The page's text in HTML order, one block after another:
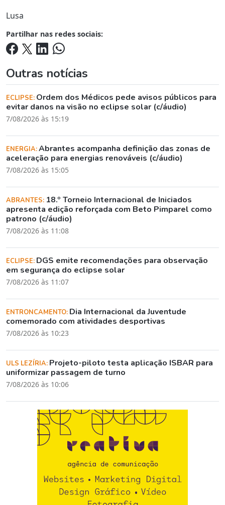
Lusa
Partilhar nas redes sociais:
Outras notícias
ECLIPSE: Ordem dos Médicos pede avisos públicos para
evitar danos na visão no eclipse solar (c/áudio)
7/08/2026 às 15:19
ENERGIA:Abrantes acompanha definição das zonas de
aceleração para energias renováveis (c/áudio)
7/08/2026 às 15:05
ABRANTES: 18.º Torneio Internacional de Iniciados
apresenta edição reforçada com Beto Pimparel como
patrono (c/áudio)
7/08/2026 às 11:08
ECLIPSE: DGS emite recomendações para observação
em segurança do eclipse solar
7/08/2026 às 11:07
ENTRONCAMENTO: Dia Internacional da Juventude
comemorado com atividades desportivas
7/08/2026 às 10:23
ULS LEZÍRIA: Projeto-piloto testa aplicação ISBAR para
uniformizar passagem de turno
7/08/2026 às 10:06